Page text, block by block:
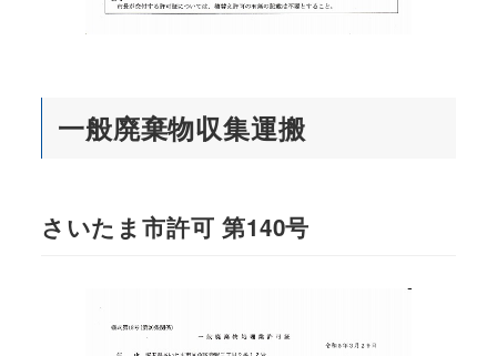
一般廃棄物収集運搬
さいたま市許可 第140号